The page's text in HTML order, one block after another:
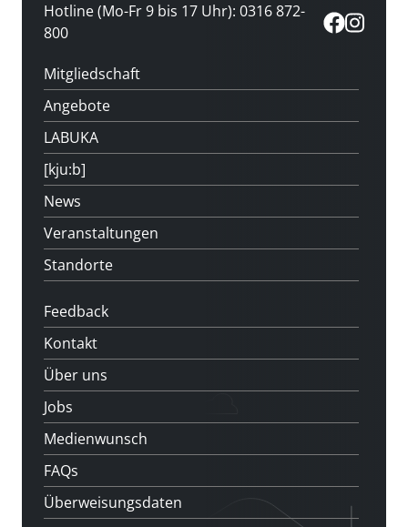
Hotline (Mo-Fr 9 bis 17 Uhr): 0316 872-
800
Mitgliedschaft
Angebote
LABUKA
[kju:b]
News
Veranstaltungen
Standorte
Feedback
Kontakt
Über uns
Jobs
Medienwunsch
FAQs
Überweisungsdaten